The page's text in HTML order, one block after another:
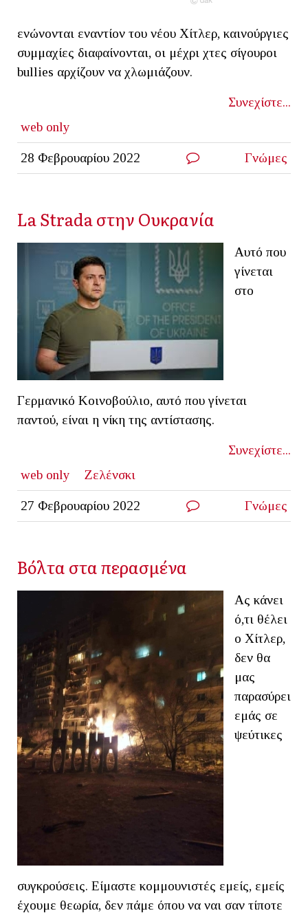
ενώνονται εναντίον του νέου Χίτλερ, καινούργιες
συμμαχίες διαφαίνονται, οι μέχρι χτες σίγουροι
bullies αρχίζουν να χλωμιάζουν.
Συνεχίστε...
web only
28 Φεβρουαρίου 2022 Γνώμες
La Strada στην Ουκρανία
Αυτό που
γίνεται
στο
Γερμανικό Κοινοβούλιο, αυτό που γίνεται
παντού, είναι η νίκη της αντίστασης.
Συνεχίστε...
web only
Ζελένσκι
27 Φεβρουαρίου 2022 Γνώμες
Βόλτα στα περασμένα
Ας κάνει
ό,τι θέλει
ο Χίτλερ,
δεν θα
μας
παρασύρει
εμάς σε
ψεύτικες
συγκρούσεις. Είμαστε κομμουνιστές εμείς, εμείς
έχουμε θεωρία, δεν πάμε όπου να ναι σαν τίποτε